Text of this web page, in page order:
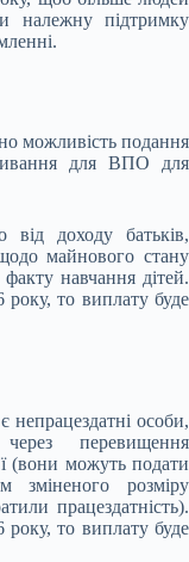
належну підтримку
можливість подання
для ВПО для
доходу батьків,
майнового стану
навчання дітей.
то виплату буде
непрацездатні особи,
перевищення
(вони можуть подати
зміненого розміру
працездатність).
то виплату буде